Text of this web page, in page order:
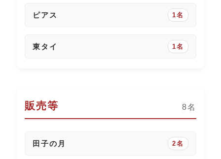
ピアス 1名
東タイ 1名
販売等 8名
田子の月 2名